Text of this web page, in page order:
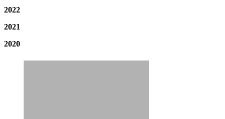
2022
2021
2020